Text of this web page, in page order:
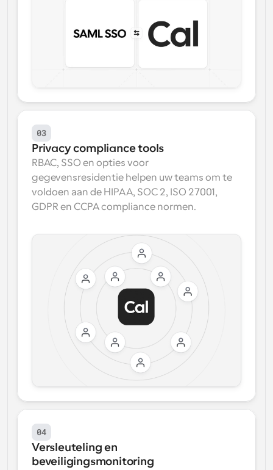
03
Privacy compliance tools
RBAC, SSO en opties voor
gegevensresidentie helpen uw teams om te
voldoen aan de HIPAA, SOC 2, ISO 27001,
GDPR en CCPA compliance normen.
04
Versleuteling en
beveiligingsmonitoring